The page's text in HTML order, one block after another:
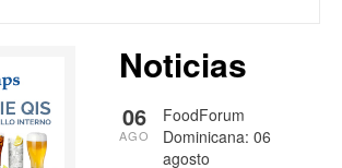
Noticias
FoodForum
Dominicana: 06
agosto
06
AGO